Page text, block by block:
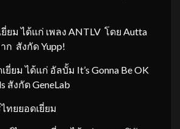
ยี่ยม ได้แก่ เพลง ANTLV โดย Autta
ก สังกัด Yupp!
ยม ได้แก่ อัลบั้ม It’s Gonna Be OK
สังกัด GeneLab
ทยยอดเยี่ยม